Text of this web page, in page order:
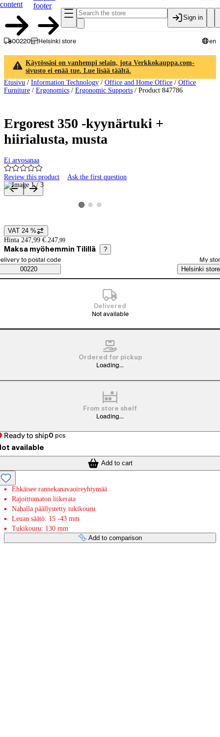
content
footer
Sign in
00220 Helsinki store en
Käytössäsi on vanhempi selain, jota Verkkokauppa.com-
sivusto ei enää tue. Lue lisää täältä.
Etusivu / Information Technology / Office and Home Office / Office
Furniture / Ergonomics / Ergonomic Supports / Product 847786
Ergorest 350 -kyynärtuki +
hiirialusta, musta
Ei arvosanaa
Review this product Ask the first question
Product images and videos
View product image 1
View product image 2
View product image 3
Price details
VAT 24 %
Hinta 247,99 €. 247,99
Maksa myöhemmin Tilillä ?
Saatavuustiedot
order method
to postal code
00220
My
Helsinki store
Delivered
Not available
Ordered for pickup
Loading...
From store shelf
Loading...
Ready to ship0 pcs
available
Add to cart
Ehkäisee rannekanavaoireyhtymää
Rajoittumaton liikerata
Nahalla päällystetty tukikouru
Leuan säätö: 15 -43 mm
Tukikouru: 130 mm
Add to comparison